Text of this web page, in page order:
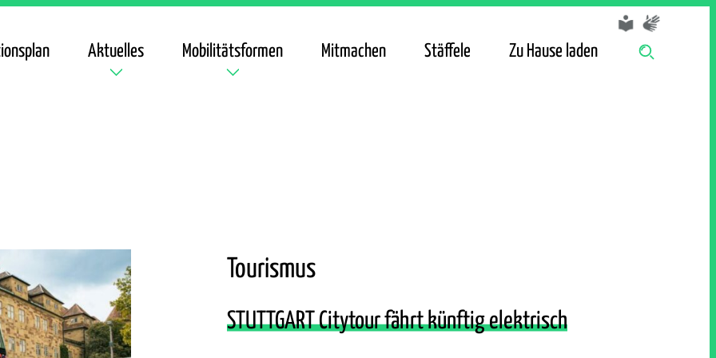
Aktuelles Mobilitätsformen Mitmachen Stäffele Zu Hause laden
Tourismus
STUTTGART Citytour fährt künftig elektrisch